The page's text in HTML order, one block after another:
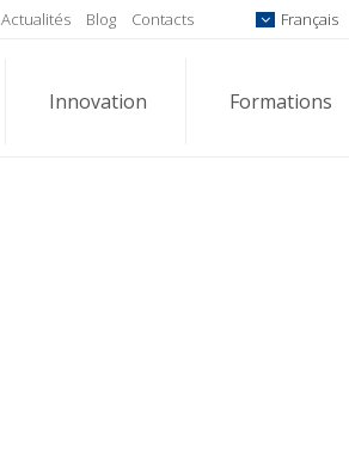
Actualités Blog Contacts Français
Innovation Formations